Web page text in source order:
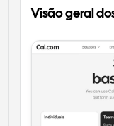
Visão geral